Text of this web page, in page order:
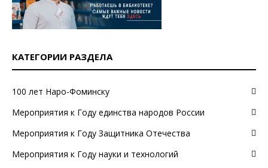
КАТЕГОРИИ РАЗДЕЛА
100 лет Наро-Фоминску
Мероприятия к Году единства народов России
Мероприятия к Году Защитника Отечества
Мероприятия к Году науки и технологий